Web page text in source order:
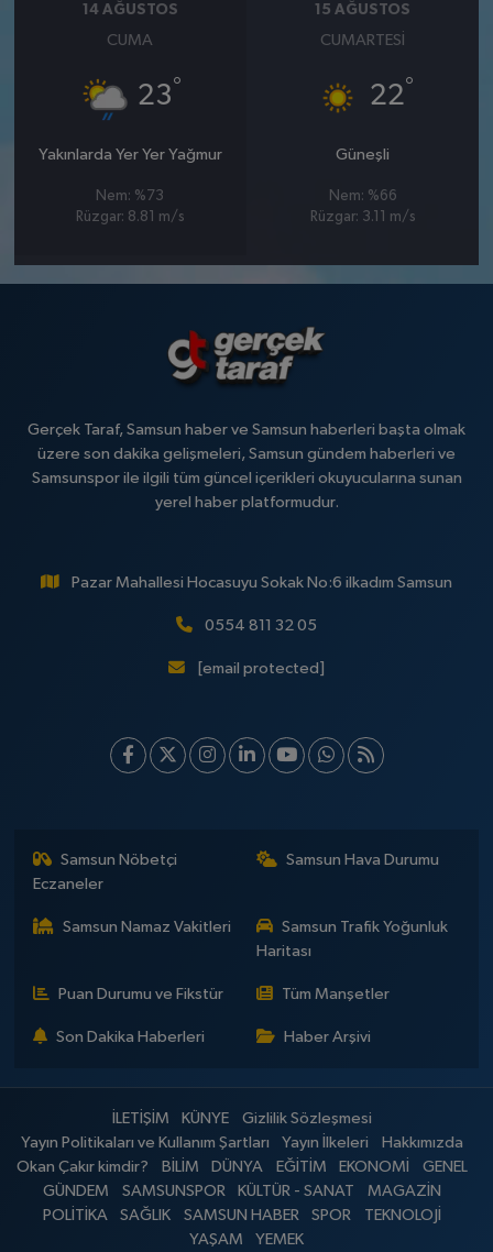
14 AĞUSTOS
CUMA
23°
Yakınlarda Yer Yer Yağmur
Nem: %73
Rüzgar: 8.81 m/s
15 AĞUSTOS
CUMARTESI
22°
Güneşli
Nem: %66
Rüzgar: 3.11 m/s
Gerçek Taraf, Samsun haber ve Samsun haberleri başta olmak
üzere son dakika gelişmeleri, Samsun gündem haberleri ve
Samsunspor ile ilgili tüm güncel içerikleri okuyucularına sunan
yerel haber platformudur.
Pazar Mahallesi Hocasuyu Sokak No:6 ilkadım Samsun
0554 811 32 05
[email protected]
Samsun Nöbetçi
Eczaneler
Samsun Hava Durumu
Samsun Namaz Vakitleri
Samsun Trafik Yoğunluk
Haritası
Puan Durumu ve Fikstür Tüm Manşetler
Son Dakika Haberleri Haber Arşivi
İLETİŞİM KÜNYE
Gizlilik Sözleşmesi
Yayın Politikaları ve Kullanım Şartları
Yayın İlkeleri
Hakkımızda
Okan Çakır kimdir?
BİLİM DÜNYA EĞİTİM EKONOMİ
GENEL
GÜNDEM
SAMSUNSPOR KÜLTÜR - SANAT
MAGAZİN
POLİTİKA
SAĞLIK SAMSUN HABER SPOR
TEKNOLOJİ
YAŞAM
YEMEK